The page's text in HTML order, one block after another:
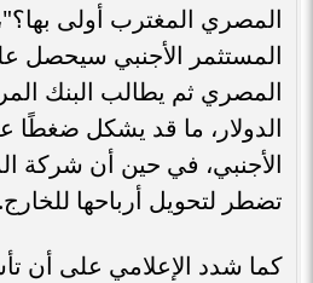
المصري المغترب أولى
المستثمر الأجنبي سيحصل
المصري ثم يطالب البنك
الدولار، ما قد يشكل ضغطًا
الأجنبي، في حين أن شركة
تضطر لتحويل أرباحها للخارج.
كما شدد الإعلامي على أن